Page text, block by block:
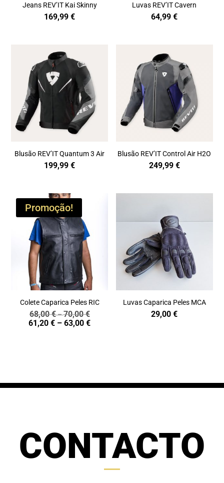
Jeans REV’IT Kai Skinny
169,99€
Luvas REV’IT Cavern
64,99€
Blusão REV’IT Quantum 3 Air
199,99€
Blusão REV’IT Control Air H2O
249,99 €
Promoção!
Colete Caparica Peles RIC
68,00€–70,00€Price
range:
61,20€ – 63,00€Price
Luvas Caparica Peles MCA
29,00€
CONTACTO